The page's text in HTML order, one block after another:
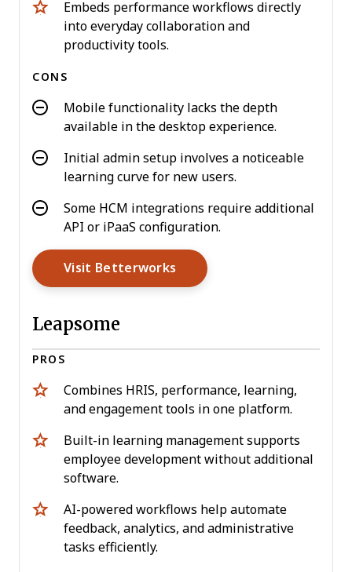
Embeds performance workflows directly
into everyday collaboration and
productivity tools.
CONS
Mobile functionality lacks the depth
available in the desktop experience.
Initial admin setup involves a noticeable
learning curve for new users.
Some HCM integrations require additional
API or iPaaS configuration.
Visit Betterworks Opens New Window
Leapsome
PROS
Combines HRIS, performance, learning,
and engagement tools in one platform.
Built-in learning management supports
employee development without additional
software.
AI-powered workflows help automate
feedback, analytics, and administrative
tasks efficiently.